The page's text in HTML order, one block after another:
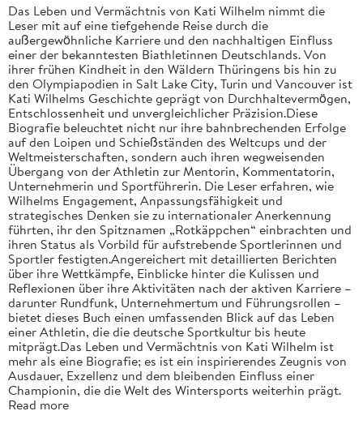
Das Leben und Vermächtnis von Kati Wilhelm nimmt die
Leser mit auf eine tiefgehende Reise durch die
außergewöhnliche Karriere und den nachhaltigen Einfluss
einer der bekanntesten Biathletinnen Deutschlands. Von
ihrer frühen Kindheit in den Wäldern Thüringens bis hin zu
den Olympiapodien in Salt Lake City, Turin und Vancouver ist
Kati Wilhelms Geschichte geprägt von Durchhaltevermögen,
Entschlossenheit und unvergleichlicher Präzision.Diese
Biografie beleuchtet nicht nur ihre bahnbrechenden Erfolge
auf den Loipen und Schießständen des Weltcups und der
Weltmeisterschaften, sondern auch ihren wegweisenden
Übergang von der Athletin zur Mentorin, Kommentatorin,
Unternehmerin und Sportführerin. Die Leser erfahren, wie
Wilhelms Engagement, Anpassungsfähigkeit und
strategisches Denken sie zu internationaler Anerkennung
führten, ihr den Spitznamen „Rotkäppchen“ einbrachten und
ihren Status als Vorbild für aufstrebende Sportlerinnen und
Sportler festigten.Angereichert mit detaillierten Berichten
über ihre Wettkämpfe, Einblicke hinter die Kulissen und
Reflexionen über ihre Aktivitäten nach der aktiven Karriere –
darunter Rundfunk, Unternehmertum und Führungsrollen –
bietet dieses Buch einen umfassenden Blick auf das Leben
einer Athletin, die die deutsche Sportkultur bis heute
mitprägt.Das Leben und Vermächtnis von Kati Wilhelm ist
mehr als eine Biografie; es ist ein inspirierendes Zeugnis von
Ausdauer, Exzellenz und dem bleibenden Einfluss einer
Championin, die die Welt des Wintersports weiterhin prägt.
Read more